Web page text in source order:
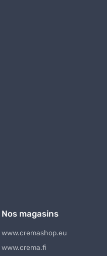
Nos magasins
www.cremashop.eu
www.crema.fi